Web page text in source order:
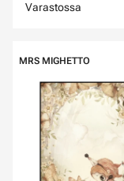
Varastossa
MRS MIGHETTO